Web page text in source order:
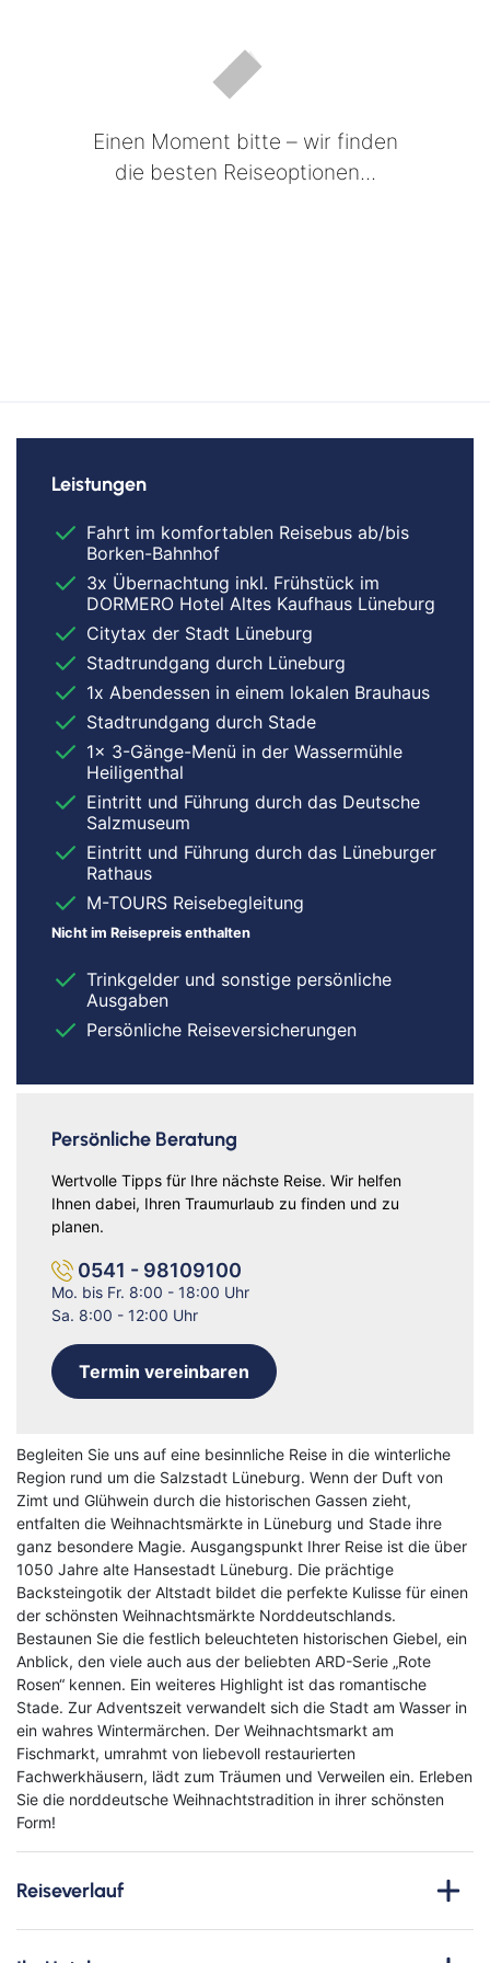
Bahn
Einen Moment bitte – wir finden
die besten Reiseoptionen...
Begleiten Sie uns auf eine besinnliche Reise in die winterliche
Region rund um die Salzstadt Lüneburg. Wenn der Duft von
Zimt und Glühwein durch die historischen Gassen zieht,
entfalten die Weihnachtsmärkte in Lüneburg und Stade ihre
ganz besondere Magie. Ausgangspunkt Ihrer Reise ist die über
1050 Jahre alte Hansestadt Lüneburg. Die prächtige
Backsteingotik der Altstadt bildet die perfekte Kulisse für einen
der schönsten Weihnachtsmärkte Norddeutschlands.
Bestaunen Sie die festlich beleuchteten historischen Giebel, ein
Anblick, den viele auch aus der beliebten ARD-Serie „Rote
Rosen“ kennen. Ein weiteres Highlight ist das romantische
Stade. Zur Adventszeit verwandelt sich die Stadt am Wasser in
ein wahres Wintermärchen. Der Weihnachtsmarkt am
Fischmarkt, umrahmt von liebevoll restaurierten
Fachwerkhäusern, lädt zum Träumen und Verweilen ein. Erleben
Sie die norddeutsche Weihnachtstradition in ihrer schönsten
Form!
Reiseverlauf
Leistungen
Fahrt im komfortablen Reisebus ab/bis
Borken-Bahnhof
3x Übernachtung inkl. Frühstück im
DORMERO Hotel Altes Kaufhaus Lüneburg
Citytax der Stadt Lüneburg
Stadtrundgang durch Lüneburg
1x Abendessen in einem lokalen Brauhaus
Stadtrundgang durch Stade
1x 3-Gänge-Menü in der Wassermühle
Heiligenthal
Eintritt und Führung durch das Deutsche
Salzmuseum
Eintritt und Führung durch das Lüneburger
Rathaus
M-TOURS Reisebegleitung
Nicht im Reisepreis enthalten
Trinkgelder und sonstige persönliche
Ausgaben
Persönliche Reiseversicherungen
Persönliche Beratung
Wertvolle Tipps für Ihre nächste Reise. Wir helfen
Ihnen dabei, Ihren Traumurlaub zu finden und zu
planen.
0541 - 98109100
Mo. bis Fr. 8:00 - 18:00 Uhr
Sa. 8:00 - 12:00 Uhr
Termin vereinbaren